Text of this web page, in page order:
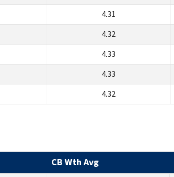
4.31
4.32
4.33
4.33
4.32
CB Wth Avg